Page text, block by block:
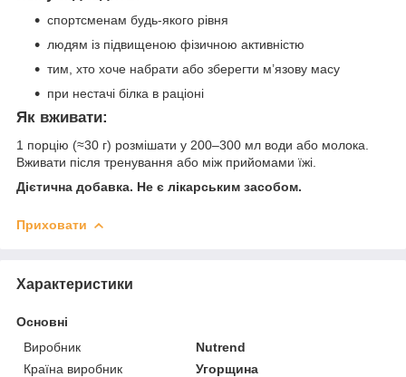
спортсменам будь-якого рівня
людям із підвищеною фізичною активністю
тим, хто хоче набрати або зберегти м’язову масу
при нестачі білка в раціоні
Як вживати:
1 порцію (≈30 г) розмішати у 200–300 мл води або молока.
Вживати після тренування або між прийомами їжі.
Дієтична добавка. Не є лікарським засобом.
Приховати
Характеристики
Основні
Виробник
Nutrend
Країна виробник
Угорщина